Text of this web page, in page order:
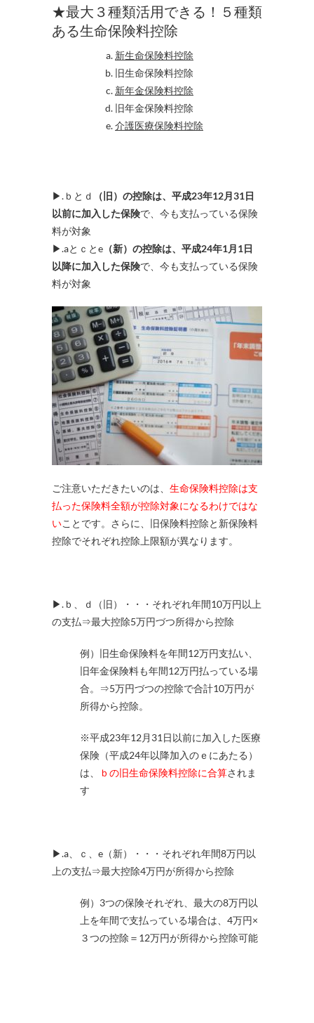
★最大３種類活用できる！５種類
ある生命保険料控除
新生命保険料控除
旧生命保険料控除
新年金保険料控除
旧年金保険料控除
介護医療保険料控除
▶.ｂとｄ
（旧）の控除は、平成23年12月31日
以前に加入した保険で、今も支払っている保険
料が対象
▶.aとｃとe （新）の控除は、平成24年1月1日
以降に加入した保険で、今も支払っている保険
料が対象
ご注意いただきたいのは、 生命保険料控除は支
払った保険料全額が控除対象になるわけではな
いことです。さらに、旧保険料控除と新保険料
控除でそれぞれ控除上限額が異なります。
▶.ｂ、ｄ（旧）・・・それぞれ年間10万円以上
の支払⇒最大控除5万円づつ所得から控除
例）旧生命保険料を年間12万円支払い、
旧年金保険料も年間12万円払っている場
合。⇒5万円づつの控除で合計10万円が
所得から控除。
※平成23年12月31日以前に加入した医療
保険（平成24年以降加入のｅにあたる）
は、
ｂの旧生命保険料控除に合算されま
す
▶.a、ｃ、e（新）・・・それぞれ年間8万円以
上の支払⇒最大控除4万円が所得から控除
例）3つの保険それぞれ、最大の8万円以
上を年間で支払っている場合は、4万円×
３つの控除＝12万円が所得から控除可能